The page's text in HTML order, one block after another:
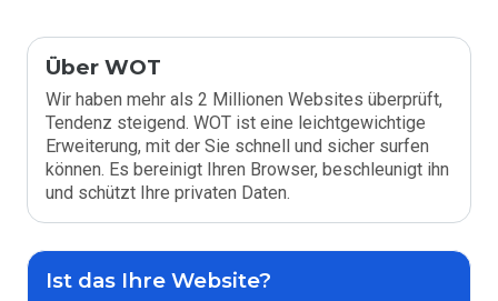
Über WOT
Wir haben mehr als 2 Millionen Websites überprüft,
Tendenz steigend. WOT ist eine leichtgewichtige
Erweiterung, mit der Sie schnell und sicher surfen
können. Es bereinigt Ihren Browser, beschleunigt ihn
und schützt Ihre privaten Daten.
Ist das Ihre Website?